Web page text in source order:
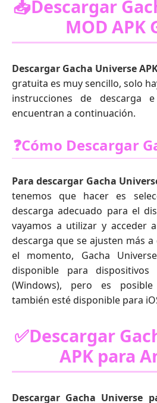
📥Descargar
MOD APK
Descargar Gacha Universe
gratuita es muy sencillo, solo
instrucciones de descarga
encuentran a continuación.
❓Cómo Descargar
Para descargar Gacha
tenemos que hacer es
descarga adecuado para el
vayamos a utilizar y acceder
descarga que se ajusten más
el momento, Gacha
disponible para
(Windows), pero es
también esté disponible para
✅Descargar
APK para
Descargar Gacha Universe